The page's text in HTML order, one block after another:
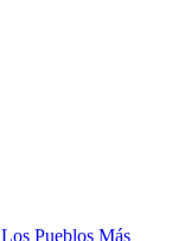
Los Pueblos Más